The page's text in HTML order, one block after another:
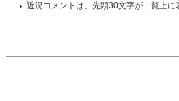
近況コメントは、先頭30文字が一覧上に